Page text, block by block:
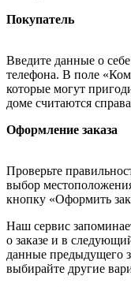
Покупатель
Введите данные о
телефона. В поле
которые могут
доме считаются
Оформление заказа
Проверьте
выбор
кнопку «Оформить
Наш сервис
о заказе и в
данные предыдущего
выбирайте другие